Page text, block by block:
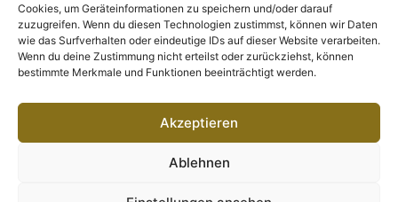
Cookies, um Geräteinformationen zu speichern und/oder darauf
zuzugreifen. Wenn du diesen Technologien zustimmst, können wir Daten
wie das Surfverhalten oder eindeutige IDs auf dieser Website verarbeiten.
Wenn du deine Zustimmung nicht erteilst oder zurückziehst, können
bestimmte Merkmale und Funktionen beeinträchtigt werden.
Akzeptieren
Ablehnen
Folge uns auf Facebook
Impressum
Datenschutz